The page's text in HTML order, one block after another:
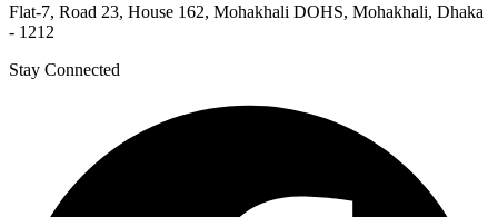
Flat-7, Road 23, House 162, Mohakhali DOHS, Mohakhali, Dhaka
- 1212
Stay Connected